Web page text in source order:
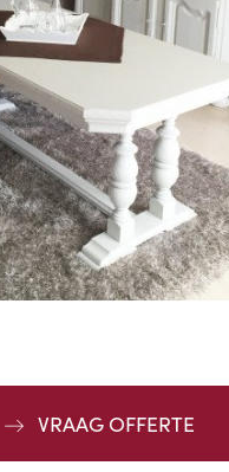
VRAAG OFFERTE